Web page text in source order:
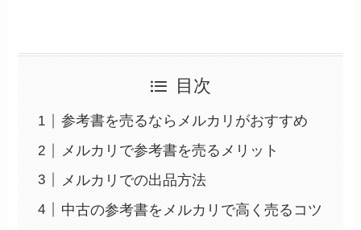
目次
参考書を売るならメルカリがおすすめ
メルカリで参考書を売るメリット
メルカリでの出品方法
中古の参考書をメルカリで高く売るコツ